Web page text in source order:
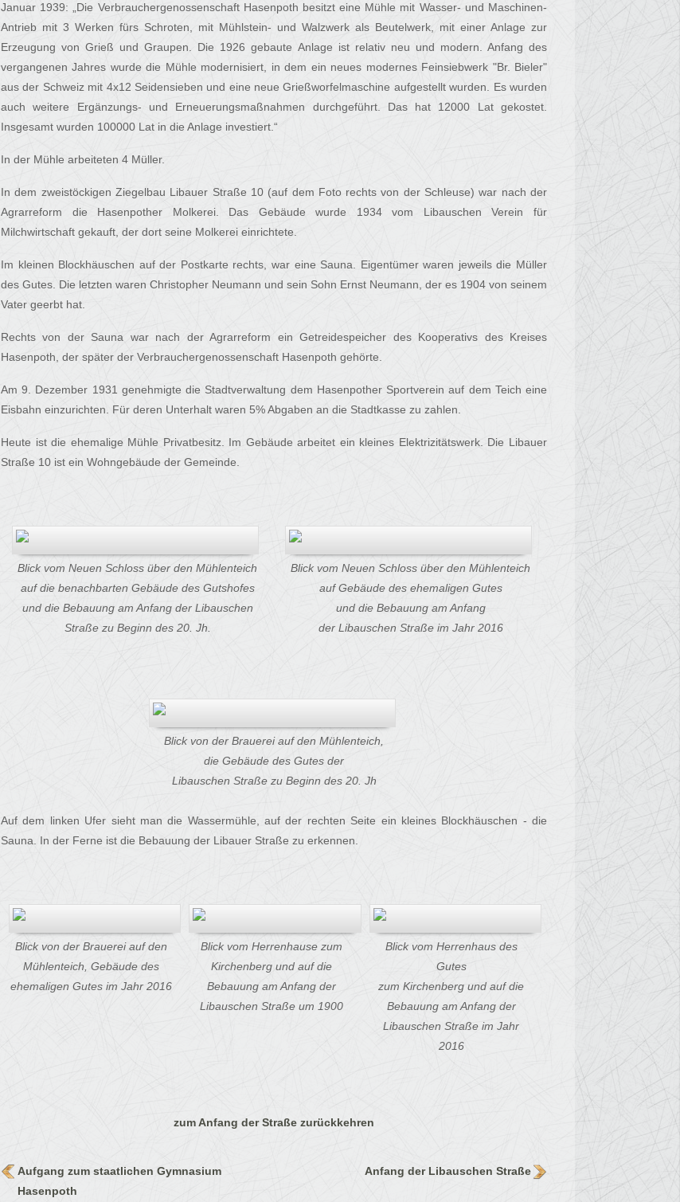
Januar 1939: „Die Verbrauchergenossenschaft Hasenpoth besitzt eine Mühle mit Wasser- und Maschinen-
Antrieb mit 3 Werken fürs Schroten, mit Mühlstein- und Walzwerk als Beutelwerk, mit einer Anlage zur
Erzeugung von Grieß und Graupen. Die 1926 gebaute Anlage ist relativ neu und modern. Anfang des
vergangenen Jahres wurde die Mühle modernisiert, in dem ein neues modernes Feinsiebwerk "Br. Bieler"
aus der Schweiz mit 4x12 Seidensieben und eine neue Grießworfelmaschine aufgestellt wurden. Es wurden
auch weitere Ergänzungs- und Erneuerungsmaßnahmen durchgeführt. Das hat 12000 Lat gekostet.
Insgesamt wurden 100000 Lat in die Anlage investiert.“
In der Mühle arbeiteten 4 Müller.
In dem zweistöckigen Ziegelbau Libauer Straße 10 (auf dem Foto rechts von der Schleuse) war nach der
Agrarreform die Hasenpother Molkerei. Das Gebäude wurde 1934 vom Libauschen Verein für
Milchwirtschaft gekauft, der dort seine Molkerei einrichtete.
Im kleinen Blockhäuschen auf der Postkarte rechts, war eine Sauna. Eigentümer waren jeweils die Müller
des Gutes. Die letzten waren Christopher Neumann und sein Sohn Ernst Neumann, der es 1904 von seinem
Vater geerbt hat.
Rechts von der Sauna war nach der Agrarreform ein Getreidespeicher des Kooperativs des Kreises
Hasenpoth, der später der Verbrauchergenossenschaft Hasenpoth gehörte.
Am 9. Dezember 1931 genehmigte die Stadtverwaltung dem Hasenpother Sportverein auf dem Teich eine
Eisbahn einzurichten. Für deren Unterhalt waren 5% Abgaben an die Stadtkasse zu zahlen.
Heute ist die ehemalige Mühle Privatbesitz. Im Gebäude arbeitet ein kleines Elektrizitätswerk. Die Libauer
Straße 10 ist ein Wohngebäude der Gemeinde.
Blick vom Neuen Schloss über den Mühlenteich
auf die benachbarten Gebäude des Gutshofes
und die Bebauung am Anfang der Libauschen
Straße zu Beginn des 20. Jh.
Blick vom Neuen Schloss über den Mühlenteich
auf Gebäude des ehemaligen Gutes
und die Bebauung am Anfang
der Libauschen Straße im Jahr 2016
Blick von der Brauerei auf den Mühlenteich,
die Gebäude des Gutes der
Libauschen Straße zu Beginn des 20. Jh
Auf dem linken Ufer sieht man die Wassermühle, auf der rechten Seite ein kleines Blockhäuschen - die
Sauna. In der Ferne ist die Bebauung der Libauer Straße zu erkennen.
Blick von der Brauerei auf den
Mühlenteich, Gebäude des
ehemaligen Gutes im Jahr 2016
Blick vom Herrenhause zum
Kirchenberg und auf die
Bebauung am Anfang der
Libauschen Straße um 1900
Blick vom Herrenhaus des
Gutes
zumKirchenberg und auf die
Bebauung am Anfang der
Libauschen Straße im Jahr
2016
zum Anfang der Straße zurückkehren
Aufgang zum staatlichen Gymnasium
Hasenpoth
Anfang der Libauschen Straße